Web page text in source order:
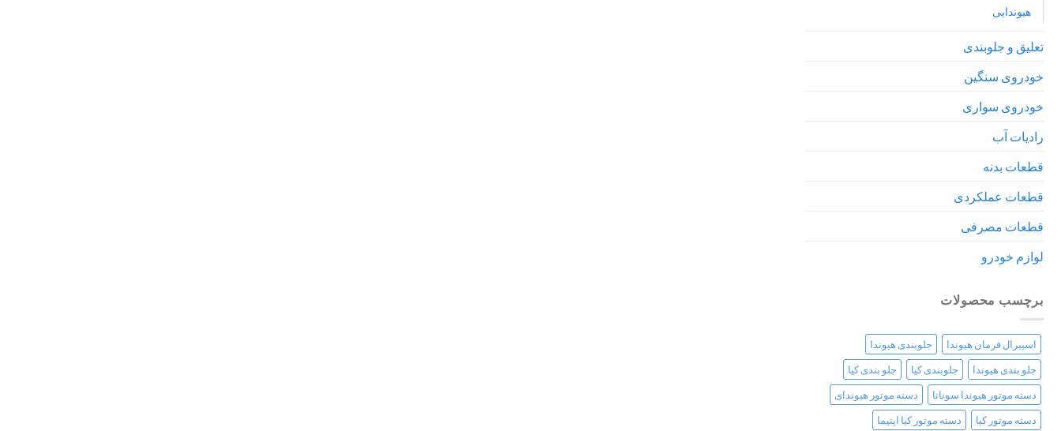
هیوندایی
تعلیق و جلوبندی
خودروی سنگین
خودروی سواری
رادیات آب
قطعات بدنه
قطعات عملکردی
قطعات مصرفی
لوازم خودرو
برچسب محصولات
اسپیرال فرمان هیوندا
جلوبندی هیوندا
جلو بندی هیوندا
جلوبندی کیا
جلو بندی کیا
دسته موتور هیوندا سوناتا
دسته موتور هیوندای
دسته موتور کیا
دسته موتور کیا اپتیما